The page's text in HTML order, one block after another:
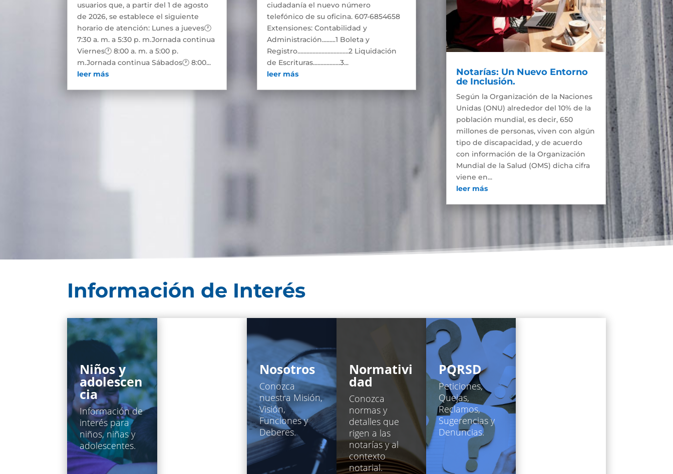
usuarios que, a partir del 1 de agosto
de 2026, se establece el siguiente
horario de atención: Lunes a jueves🕐
7:30 a. m. a 5:30 p. m.Jornada continua
Viernes🕐 8:00 a. m. a 5:00 p.
m.Jornada continua Sábados🕐 8:00...
leer más
ciudadanía el nuevo número
telefónico de su oficina. 607-6854658
Extensiones: Contabilidad y
Administración.........1 Boleta y
Registro..................................2 Liquidación
de Escrituras..................3...
leer más
Notarías: Un Nuevo Entorno
de Inclusión.
Según la Organización de la Naciones
Unidas (ONU) alrededor del 10% de la
población mundial, es decir, 650
millones de personas, viven con algún
tipo de discapacidad, y de acuerdo
con información de la Organización
Mundial de la Salud (OMS) dicha cifra
viene en...
leer más
Información de Interés
Niños y
adolescen
cia
Información de
interés para
niños, niñas y
adolescentes.
Nosotros
Conozca
nuestra Misión,
Visión,
Funciones y
Deberes.
Normativi
dad
Conozca
normas y
detalles que
rigen a las
notarías y al
contexto
notarial.
PQRSD
Peticiones,
Quejas,
Reclamos,
Sugerencias y
Denuncias.